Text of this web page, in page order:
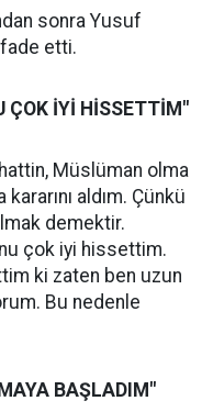
sonra Yusuf
etti.
ÇOK İYİ HİSSETTİM"
Müslüman olma
aldım. Çünkü
demektir.
çok iyi hissettim.
ki zaten ben uzun
Bu nedenle
BAŞLADIM"